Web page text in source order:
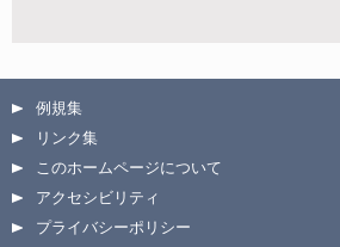
例規集
リンク集
このホームページについて
アクセシビリティ
プライバシーポリシー